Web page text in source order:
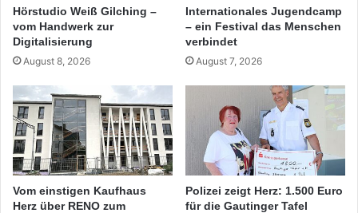
Hörstudio Weiß Gilching –
vom Handwerk zur
Digitalisierung
August 8, 2026
Internationales Jugendcamp
– ein Festival das Menschen
verbindet
August 7, 2026
Vom einstigen Kaufhaus
Herz über RENO zum
Polizei zeigt Herz: 1.500 Euro
für die Gautinger Tafel